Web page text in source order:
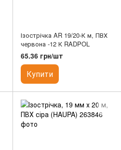
Ізострічка AR 19/20-К м, ПВХ
червона -12 К RADPOL
65.36 грн/шт
Купити